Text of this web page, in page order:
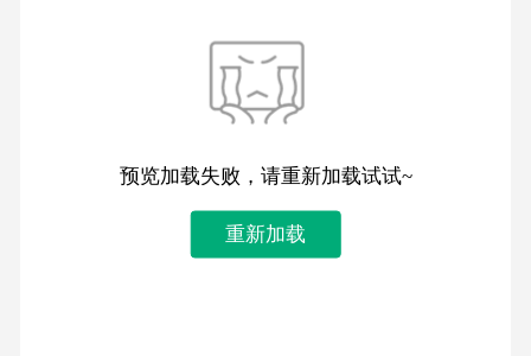
预览加载失败，请重新加载试试~
重新加载